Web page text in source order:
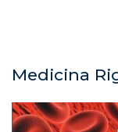
Medicina